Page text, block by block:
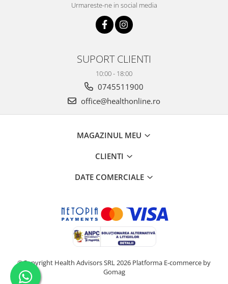
Urmareste-ne in social media
SUPORT CLIENTI
10:00 - 18:00
0745511900
office@healthonline.ro
MAGAZINUL MEU
CLIENTI
DATE COMERCIALE
©Copyright Health Advisors SRL 2026 Platforma E-commerce by
Gomag